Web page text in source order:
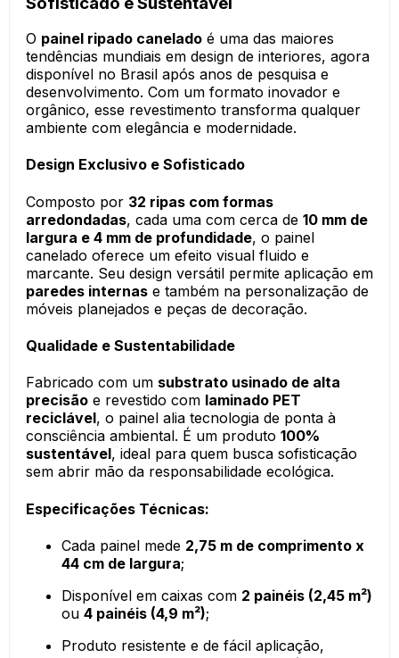
O painel ripado canelado é uma das maiores
tendências mundiais em design de interiores, agora
disponível no Brasil após anos de pesquisa e
desenvolvimento. Com um formato inovador e
orgânico, esse revestimento transforma qualquer
ambiente com elegância e modernidade.
Design Exclusivo e Sofisticado
Composto por 32 ripas com formas
arredondadas, cada uma com cerca de 10 mm de
largura e 4 mm de profundidade, o painel
canelado oferece um efeito visual fluido e
marcante. Seu design versátil permite aplicação em
paredes internas e também na personalização de
móveis planejados e peças de decoração.
Qualidade e Sustentabilidade
Fabricado com um substrato usinado de alta
precisão e revestido com laminado PET
reciclável, o painel alia tecnologia de ponta à
consciência ambiental. É um produto 100%
sustentável, ideal para quem busca sofisticação
sem abrir mão da responsabilidade ecológica.
Especificações Técnicas:
Cada painel mede 2,75 m de comprimento x
44 cm de largura;
Disponível em caixas com 2 painéis (2,45 m²)
ou 4 painéis (4,9 m²);
Produto resistente e de fácil aplicação,